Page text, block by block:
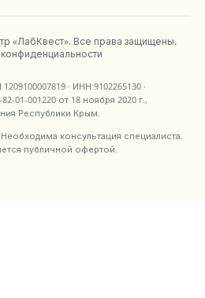
«ЛабКвест». Все права защищены.
1209100007819 · ИНН 9102265130 ·
01-001220 от 18 ноября 2020 г.,
Республики Крым.
консультация специалиста.
публичной офертой.